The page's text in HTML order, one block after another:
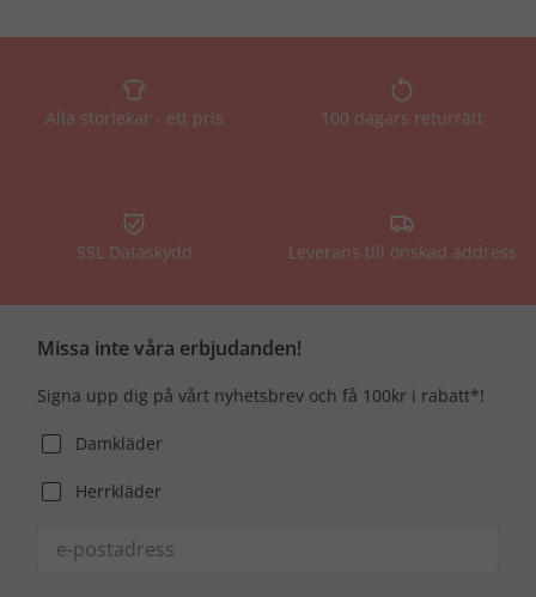
Alla storlekar - ett pris 100 dagars returrätt
SSL Dataskydd Leverans till önskad address
Missa inte våra erbjudanden!
Signa upp dig på vårt nyhetsbrev och få 100kr i rabatt*!
Damkläder
Herrkläder